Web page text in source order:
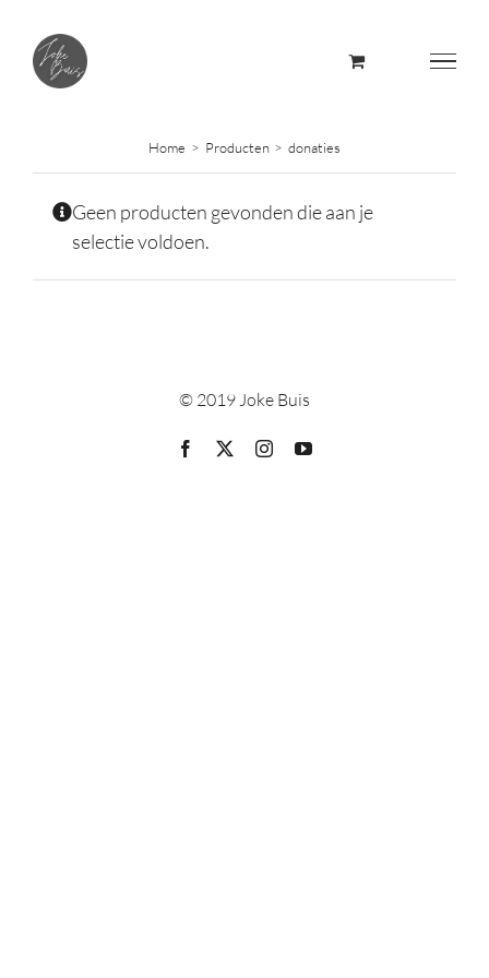
content
Home Producten donaties
Geen producten gevonden die aan je
selectie voldoen.
© 2019 Joke Buis
Facebook InstagramYouTube